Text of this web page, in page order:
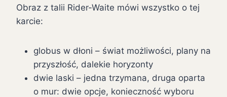
Obraz z talii Rider-Waite mówi wszystko o tej
karcie:
globus w dłoni – świat możliwości, plany na
przyszłość, dalekie horyzonty
dwie laski – jedna trzymana, druga oparta
o mur: dwie opcje, konieczność wyboru